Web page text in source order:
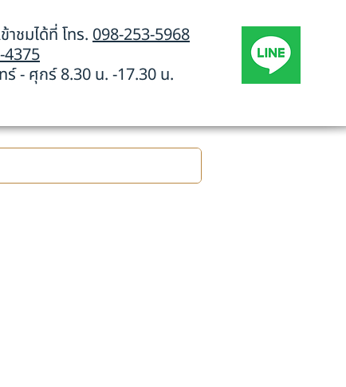
าชมได้ที่ โทร. 098-253-5968
4375
ร์ - ศุกร์ 8.30 น. -17.30 น.